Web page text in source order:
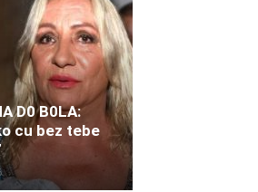
D0 B0LA:
cu bez tebe